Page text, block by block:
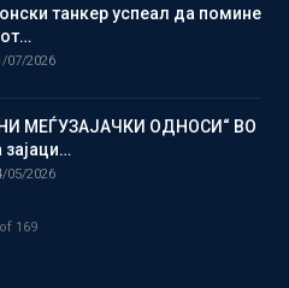
танкер успеал да помине
07/2026
МЕЃУЗАЈАЧКИ ОДНОСИ“ ВО
05/2026
169